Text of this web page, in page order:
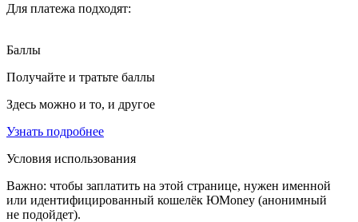
Для платежа подходят:
Баллы
Получайте и тратьте баллы
Здесь можно и то, и другое
Узнать подробнее
Условия использования
Важно: чтобы заплатить на этой странице, нужен именной
или идентифицированный кошелёк ЮMoney (анонимный
не подойдет).